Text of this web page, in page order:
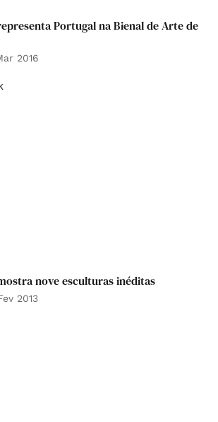
Portugal na Bienal de Arte de
2016
nove esculturas inéditas
2013